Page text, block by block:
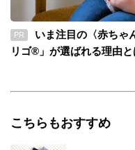
PR
いま注目の〈赤ちゃ
リゴ®」が選ばれる理由と
こちらもおすすめ